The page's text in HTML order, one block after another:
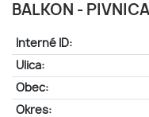
BALKON - PIVNICA
Interné ID:
Ulica:
Obec:
Okres: